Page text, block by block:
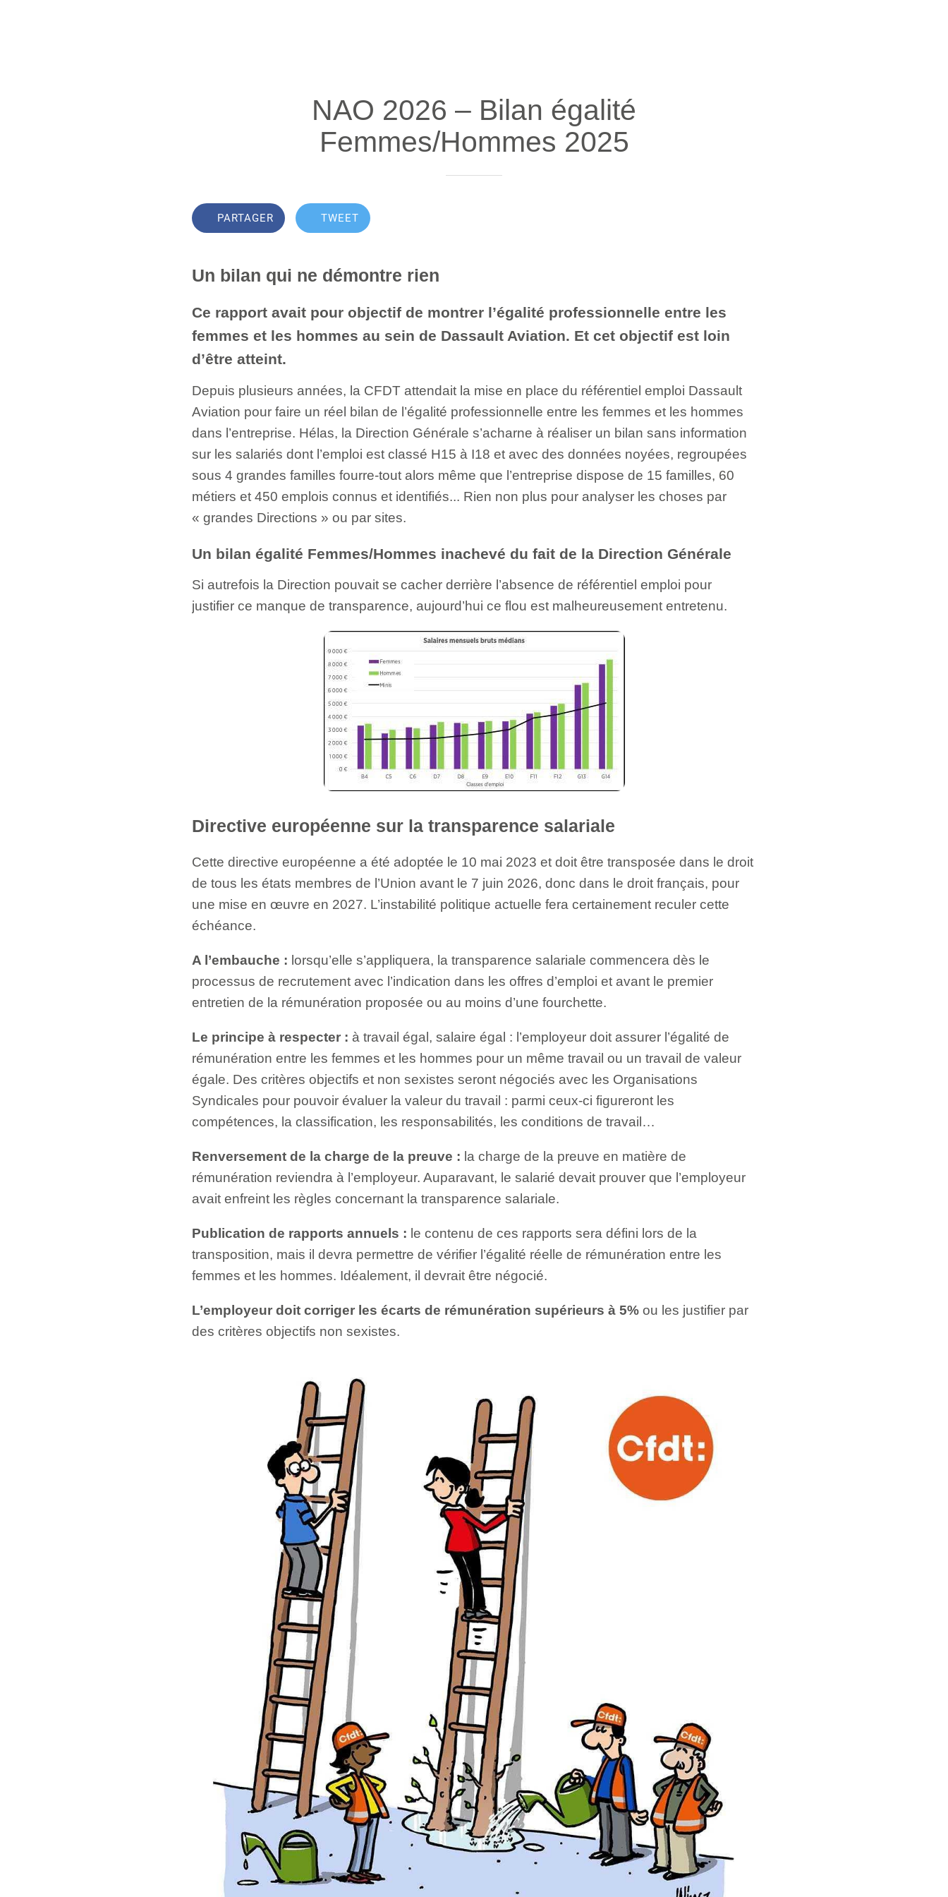
NAO 2026 – Bilan égalité
Femmes/Hommes 2025
PARTAGER TWEET
Un bilan qui ne démontre rien
Ce rapport avait pour objectif de montrer l’égalité professionnelle entre les
femmes et les hommes au sein de Dassault Aviation. Et cet objectif est loin
d’être atteint.
Depuis plusieurs années, la CFDT attendait la mise en place du référentiel emploi Dassault
Aviation pour faire un réel bilan de l’égalité professionnelle entre les femmes et les hommes
dans l’entreprise. Hélas, la Direction Générale s’acharne à réaliser un bilan sans information
sur les salariés dont l’emploi est classé H15 à I18 et avec des données noyées, regroupées
sous 4 grandes familles fourre-tout alors même que l’entreprise dispose de 15 familles, 60
métiers et 450 emplois connus et identifiés... Rien non plus pour analyser les choses par
« grandes Directions » ou par sites.
Un bilan égalité Femmes/Hommes inachevé du fait de la Direction Générale
Si autrefois la Direction pouvait se cacher derrière l’absence de référentiel emploi pour
justifier ce manque de transparence, aujourd’hui ce flou est malheureusement entretenu.
Directive européenne sur la transparence salariale
Cette directive européenne a été adoptée le 10 mai 2023 et doit être transposée dans le droit
de tous les états membres de l’Union avant le 7 juin 2026, donc dans le droit français, pour
une mise en œuvre en 2027. L’instabilité politique actuelle fera certainement reculer cette
échéance.
A l’embauche : lorsqu’elle s’appliquera, la transparence salariale commencera dès le
processus de recrutement avec l’indication dans les offres d’emploi et avant le premier
entretien de la rémunération proposée ou au moins d’une fourchette.
Le principe à respecter : à travail égal, salaire égal : l’employeur doit assurer l’égalité de
rémunération entre les femmes et les hommes pour un même travail ou un travail de valeur
égale. Des critères objectifs et non sexistes seront négociés avec les Organisations
Syndicales pour pouvoir évaluer la valeur du travail : parmi ceux-ci figureront les
compétences, la classification, les responsabilités, les conditions de travail…
Renversement de la charge de la preuve : la charge de la preuve en matière de
rémunération reviendra à l’employeur. Auparavant, le salarié devait prouver que l’employeur
avait enfreint les règles concernant la transparence salariale.
Publication de rapports annuels : le contenu de ces rapports sera défini lors de la
transposition, mais il devra permettre de vérifier l’égalité réelle de rémunération entre les
femmes et les hommes. Idéalement, il devrait être négocié.
L’employeur doit corriger les écarts de rémunération supérieurs à 5% ou les justifier par
des critères objectifs non sexistes.